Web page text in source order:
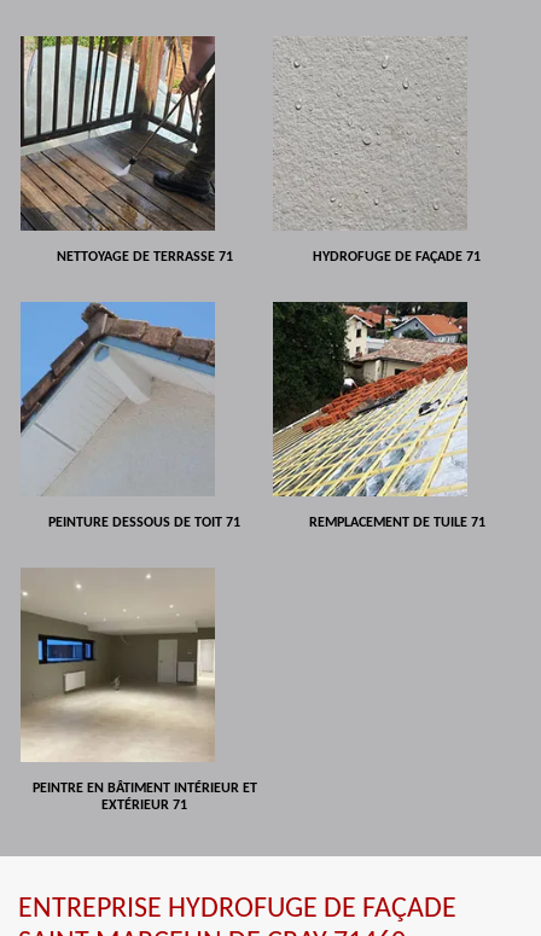
NETTOYAGE DE TERRASSE 71 HYDROFUGE DE FAÇADE 71
PEINTURE DESSOUS DE TOIT 71 REMPLACEMENT DE TUILE 71
PEINTRE EN BÂTIMENT INTÉRIEUR ET
EXTÉRIEUR 71
ENTREPRISE HYDROFUGE DE FAÇADE